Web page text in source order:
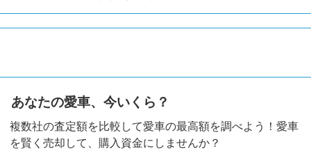
あなたの愛車、今いくら？
複数社の査定額を比較して愛車の最高額を調べよう！愛車
を賢く売却して、購入資金にしませんか？